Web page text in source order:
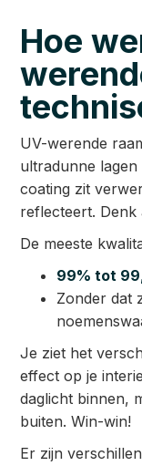
Hoe
UV-werende
ultradunne
coating zit
reflecteert.
De meeste
99% tot
Zonder dat
Je ziet het
effect op je
daglicht binnen,
buiten. Win-win!
Er zijn